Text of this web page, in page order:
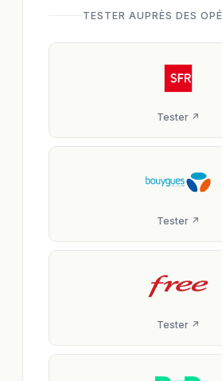
TESTER AUPRÈS DES
Tester ↗
Tester ↗
Tester ↗